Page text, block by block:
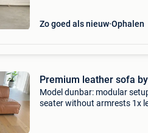
Zo goed als nieuw Ophalen
Premium leather sofa
Model dunbar: modular
seater without armrests 1x